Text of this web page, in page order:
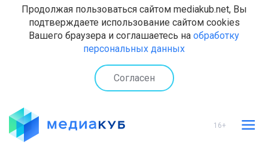
Продолжая пользоваться сайтом mediakub.net, Вы
подтверждаете использование сайтом cookies
Вашего браузера и соглашаетесь на обработку
персональных данных
Согласен
16+